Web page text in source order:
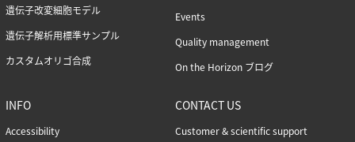
遺伝子改変細胞モデル
遺伝子解析用標準サンプル
カスタムオリゴ合成
Events
Quality management
On the Horizon ブログ
INFO
Accessibility
CONTACT US
Customer & scientific support